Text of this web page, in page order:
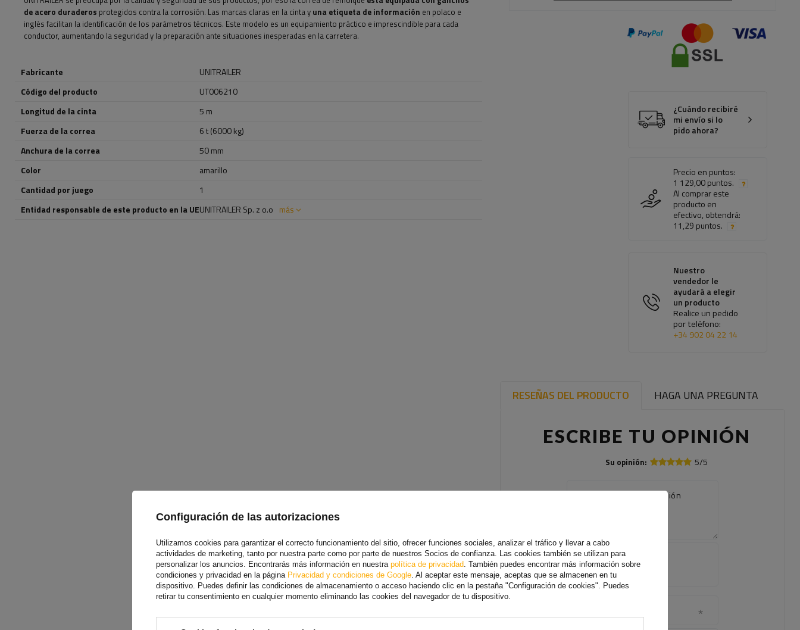
¿Cuándo recibiré
mi envío si lo
pido ahora?
Precio en puntos:
1 129,00 puntos.
Al comprar este
producto en
efectivo, obtendrá:
11,29 puntos.
Nuestro
vendedor le
ayudará a elegir
un producto
Realice un pedido
por teléfono:
+34 902 04 22 14
RESEÑAS DEL PRODUCTO HAGA UNA PREGUNTA
ESCRIBE TU OPINIÓN
Su opinión: 5/5
El contenido de su opinión
Agregue
su propia
foto de
producto:
de acero duraderos protegidos contra la corrosión. Las marcas claras en la cinta y una etiqueta de información en polaco e
inglés facilitan la identificación de los parámetros técnicos. Este modelo es un equipamiento práctico e imprescindible para cada
conductor, aumentando la seguridad y la preparación ante situaciones inesperadas en la carretera.
Fabricante
UNITRAILER
Código del producto
UT006210
Longitud de la cinta
5 m
Fuerza de la correa
6 t (6000 kg)
Anchura de la correa
50 mm
Color
amarillo
Cantidad por juego
1
Entidad responsable de este producto en la UEUNITRAILER Sp. z o.o más
Configuración de las autorizaciones
Utilizamos cookies para garantizar el correcto funcionamiento del sitio, ofrecer funciones sociales, analizar el tráfico y llevar a cabo
actividades de marketing, tanto por nuestra parte como por parte de nuestros Socios de confianza. Las cookies también se utilizan para
personalizar los anuncios. Encontrarás más información en nuestra política de privacidad. También puedes encontrar más información sobre
condiciones y privacidad en la página Privacidad y condiciones de Google. Al aceptar este mensaje, aceptas que se almacenen en tu
dispositivo. Puedes definir las condiciones de almacenamiento o acceso haciendo clic en la pestaña "Configuración de cookies". Puedes
retirar tu consentimiento en cualquier momento eliminando las cookies del navegador de tu dispositivo.